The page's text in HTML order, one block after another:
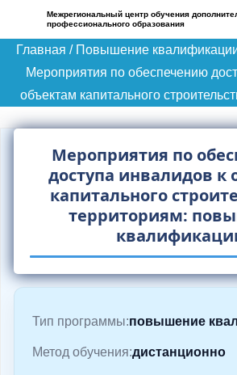
Межрегиональный центр обучения
профессионального образования
Главная / Повышение
Мероприятия по обеспечению
объектам капитального
Мероприятия по
доступа инвалидов к
капитального
территориям:
Тип программы:повышение
Метод обучения:дистанционно